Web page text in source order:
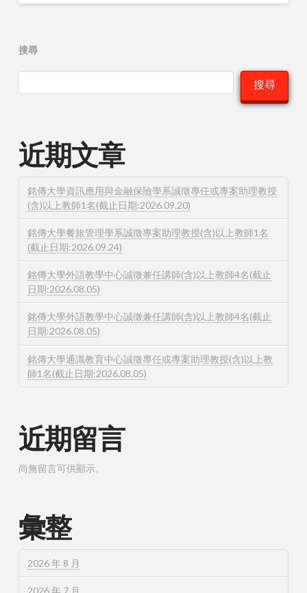
搜尋
搜尋
近期文章
銘傳大學資訊應用與金融保險學系誠徵專任或專案助理教授
(含)以上教師1名(截止日期:2026.09.20)
銘傳大學餐旅管理學系誠徵專案助理教授(含)以上教師1名
(截止日期:2026.09.24)
銘傳大學外語教學中心誠徵兼任講師(含)以上教師4名(截止
日期:2026.08.05)
銘傳大學外語教學中心誠徵兼任講師(含)以上教師4名(截止
日期:2026.08.05)
銘傳大學通識教育中心誠徵專任或專案助理教授(含)以上教
師1名(截止日期:2026.08.05)
近期留言
尚無留言可供顯示。
彙整
2026 年 8 月
2026 年 7 月